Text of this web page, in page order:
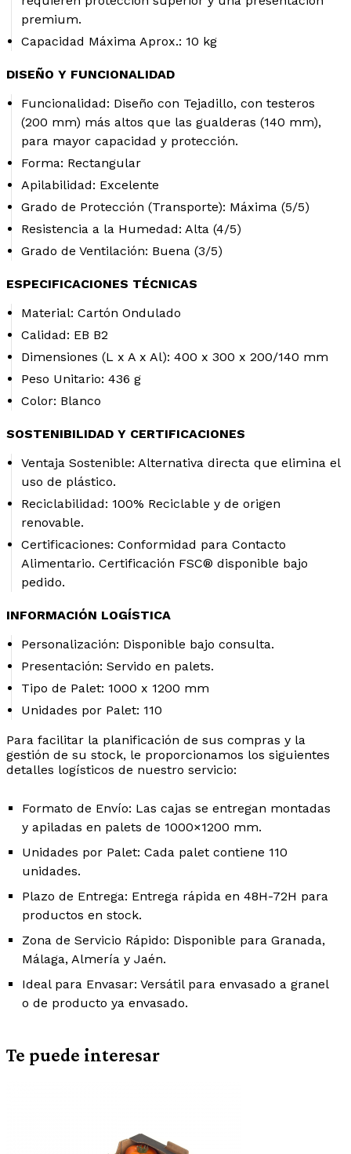
premium.
Capacidad Máxima Aprox.: 10 kg
DISEÑO Y FUNCIONALIDAD
Funcionalidad: Diseño con Tejadillo, con testeros
(200 mm) más altos que las gualderas (140 mm),
para mayor capacidad y protección.
Forma: Rectangular
Apilabilidad: Excelente
Grado de Protección (Transporte): Máxima (5/5)
Resistencia a la Humedad: Alta (4/5)
Grado de Ventilación: Buena (3/5)
ESPECIFICACIONES TÉCNICAS
Material: Cartón Ondulado
Calidad: EB B2
Dimensiones (L x A x Al): 400 x 300 x 200/140 mm
Peso Unitario: 436 g
Color: Blanco
SOSTENIBILIDAD Y CERTIFICACIONES
Ventaja Sostenible: Alternativa directa que elimina el
uso de plástico.
Reciclabilidad: 100% Reciclable y de origen
renovable.
Certificaciones: Conformidad para Contacto
Alimentario. Certificación FSC® disponible bajo
pedido.
INFORMACIÓN LOGÍSTICA
Personalización: Disponible bajo consulta.
Presentación: Servido en palets.
Tipo de Palet: 1000 x 1200 mm
Unidades por Palet: 110
Para facilitar la planificación de sus compras y la
gestión de su stock, le proporcionamos los siguientes
detalles logísticos de nuestro servicio:
Formato de Envío: Las cajas se entregan montadas
y apiladas en palets de 1000×1200 mm.
Unidades por Palet: Cada palet contiene 110
unidades.
Plazo de Entrega: Entrega rápida en 48H-72H para
productos en stock.
Zona de Servicio Rápido: Disponible para Granada,
Málaga, Almería y Jaén.
Ideal para Envasar: Versátil para envasado a granel
o de producto ya envasado.
Te puede interesar